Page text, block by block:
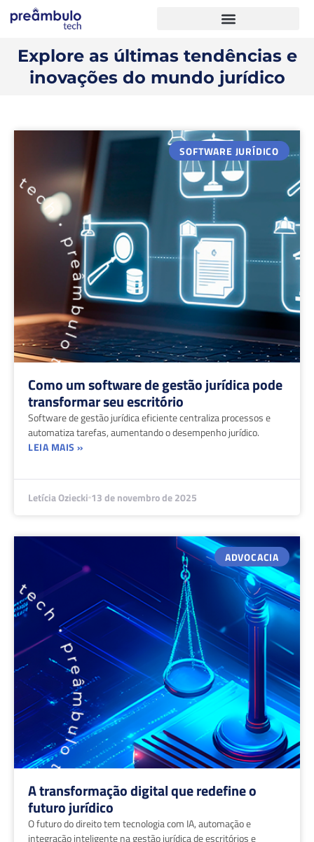
Explore as últimas tendências e
inovações do mundo jurídico
SOFTWARE JURÍDICO
Como um software de gestão jurídica pode
transformar seu escritório
Software de gestão jurídica eficiente centraliza processos e
automatiza tarefas, aumentando o desempenho jurídico.
LEIA MAIS »
Letícia Oziecki 13 de novembro de 2025
ADVOCACIA
A transformação digital que redefine o
futuro jurídico
O futuro do direito tem tecnologia com IA, automação e
integração inteligente na gestão jurídica de escritórios e